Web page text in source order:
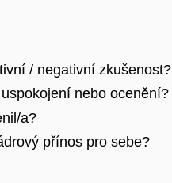
/ negativní zkušenost?
nebo ocenění?
a?
přínos pro sebe?